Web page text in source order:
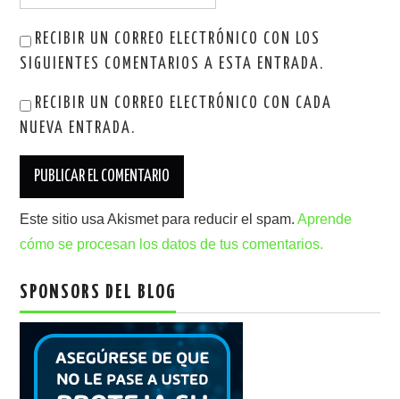
RECIBIR UN CORREO ELECTRÓNICO CON LOS
SIGUIENTES COMENTARIOS A ESTA ENTRADA.
RECIBIR UN CORREO ELECTRÓNICO CON CADA
NUEVA ENTRADA.
Este sitio usa Akismet para reducir el spam.Aprende
cómo se procesan los datos de tus comentarios.
SPONSORS DEL BLOG